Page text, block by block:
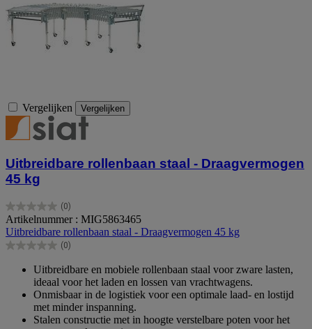
Vergelijken Vergelijken
Uitbreidbare rollenbaan staal - Draagvermogen
45 kg
(0)
0.0
van
de
5
Artikelnummer : MIG5863465
Uitbreidbare rollenbaan staal - Draagvermogen 45 kg
(0)
0.0
sterren.
Uitbreidbare en mobiele rollenbaan staal voor zware lasten,
ideaal voor het laden en lossen van vrachtwagens.
Onmisbaar in de logistiek voor een optimale laad- en lostijd
met minder inspanning.
Stalen constructie met in hoogte verstelbare poten voor het